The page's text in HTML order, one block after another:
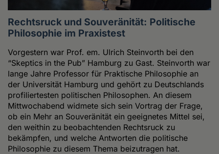
Rechtsruck und Souveränität: Politische
Philosophie im Praxistest
Vorgestern war Prof. em. Ulrich Steinvorth bei den
“Skeptics in the Pub” Hamburg zu Gast. Steinvorth war
lange Jahre Professor für Praktische Philosophie an
der Universität Hamburg und gehört zu Deutschlands
profiliertesten politischen Philosophen. An diesem
Mittwochabend widmete sich sein Vortrag der Frage,
ob ein Mehr an Souveränität ein geeignetes Mittel sei,
den weithin zu beobachtenden Rechtsruck zu
bekämpfen, und welche Antworten die politische
Philosophie zu diesem Thema beizutragen hat.